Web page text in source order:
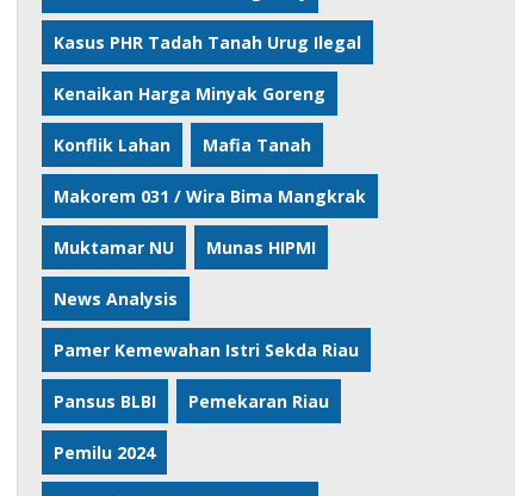
Kasus PHR Tadah Tanah Urug Ilegal
Kenaikan Harga Minyak Goreng
Konflik Lahan Mafia Tanah
Makorem 031 / Wira Bima Mangkrak
Muktamar NU Munas HIPMI
News Analysis
Pamer Kemewahan Istri Sekda Riau
Pansus BLBI Pemekaran Riau
Pemilu 2024